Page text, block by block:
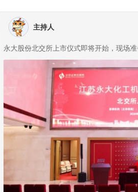
主持人
永大股份北交所上市仪式即将开始，现场